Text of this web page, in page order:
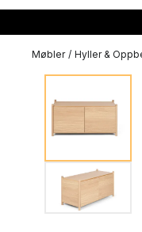
Møbler / Hyller &